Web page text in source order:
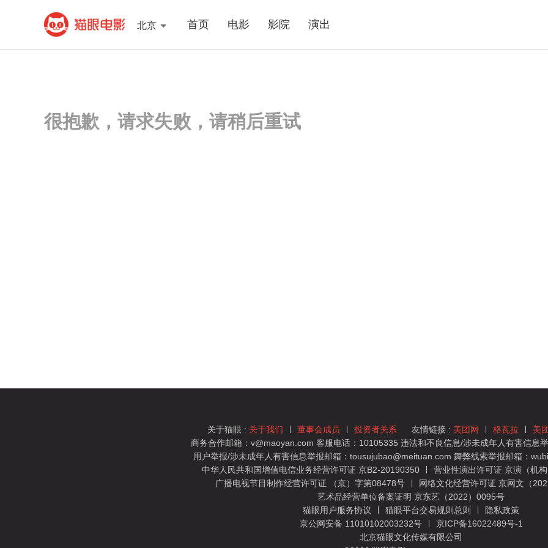
北京 首页 电影 影院 演出
很抱歉，请求失败，请稍后重试
关于猫眼 : 关于我们 董事会成员 投资者关系 友情链接 : 美团网 格瓦拉 美
商务合作邮箱：v@maoyan.com 客服电话：10105335 违法和不良信息/涉未成年人有害信息
用户举报/涉未成年人有害信息举报邮箱：tousujubao@meituan.com 舞弊线索举报邮箱：
中华人民共和国增值电信业务经营许可证 京B2-20190350
营业性演出许可证 京演（机
广播电视节目制作经营许可证 （京）字第08478号
网络文化经营许可证 京网文（
艺术品经营单位备案证明 京东艺（2022）0095号
猫眼用户服务协议
猫眼平台交易规则总则
隐私政策
京公网安备 11010102003232号
京ICP备16022489号-1
北京猫眼文化传媒有限公司